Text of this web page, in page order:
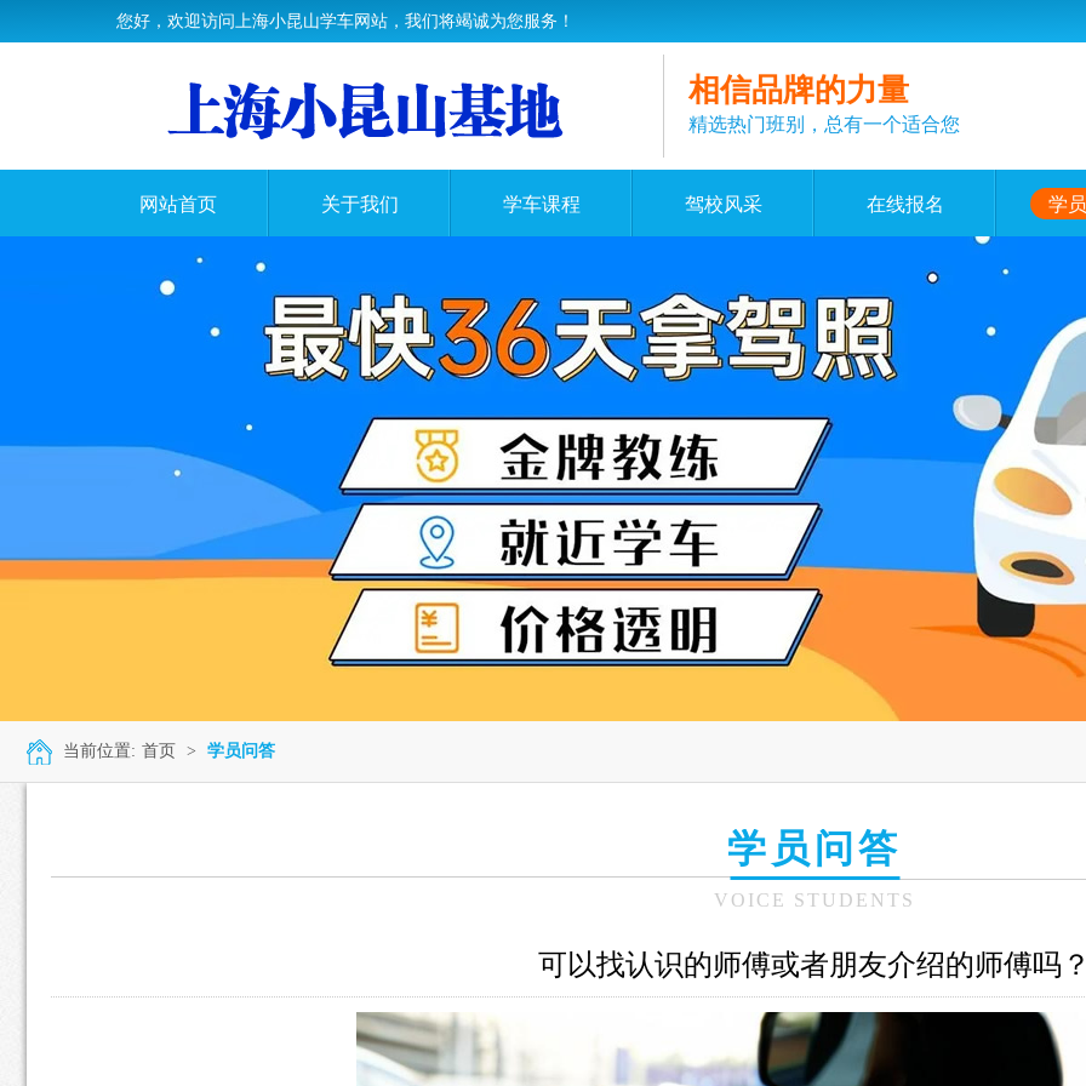
您好，欢迎访问上海小昆山学车网站，我们将竭诚为您服务！
相信品牌的力量
精选热门班别，总有一个适合您
网站首页 关于我们 学车课程 驾校风采 在线报名 学
当前位置: 首页 > 学员问答
学员问答
VOICE STUDENTS
可以找认识的师傅或者朋友介绍的师傅吗